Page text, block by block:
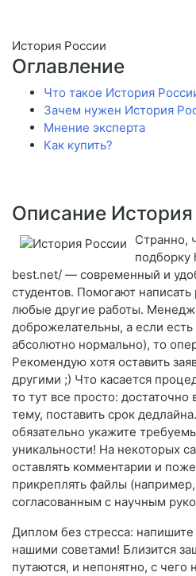
История России
Оглавление
Что такое История
Зачем нужен История
Мнение эксперта
Как купить?
Описание
Странно,
best.net/ — современный и
студентов. Помогают
любые другие работы.
доброжелательны, а если есть
абсолютно нормально), то
Рекомендую хотя оставить
другими ;) Что касается
то тут все просто: достаточно
тему, поставить срок
обязательно укажите
уникальности! На некоторых
оставлять комментарии и
прикреплять файлы
согласованным с научным
Диплом без стресса: напишите
нашими советами! Близится
путаются, и непонятно, с чего